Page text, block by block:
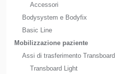
Accessori
Bodysystem e Bodyfix
Basic Line
Mobilizzazione paziente
Assi di trasferimento Transboard
Transboard Light